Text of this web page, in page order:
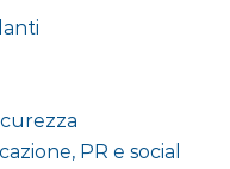
PR e social